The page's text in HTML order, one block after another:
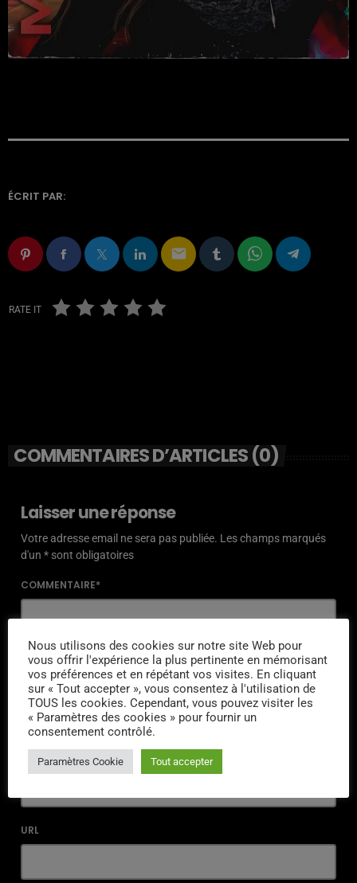
ÉCRIT PAR:
email
RATE IT
COMMENTAIRES D’ARTICLES (0)
Laisser une réponse
Votre adresse email ne sera pas publiée. Les champs marqués
d'un * sont obligatoires
COMMENTAIRE*
NOM*
EMAIL*
URL
Nous utilisons des cookies sur notre site Web pour
vous offrir l'expérience la plus pertinente en mémorisant
vos préférences et en répétant vos visites. En cliquant
sur « Tout accepter », vous consentez à l'utilisation de
TOUS les cookies. Cependant, vous pouvez visiter les
« Paramètres des cookies » pour fournir un
consentement contrôlé.
Paramètres Cookie Tout accepter